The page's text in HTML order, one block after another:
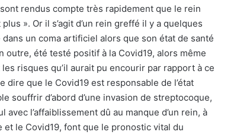
rendus compte très rapidement que le rein
». Or il s’agit d’un rein greffé il y a quelques
un coma artificiel alors que son état de santé
outre, été testé positif à la Covid19, alors même
risques qu’il aurait pu encourir par rapport à ce
dire que le Covid19 est responsable de l’état
souffrir d’abord d’une invasion de streptocoque,
l’affaiblissement dû au manque d’un rein, à
le Covid19, font que le pronostic vital du